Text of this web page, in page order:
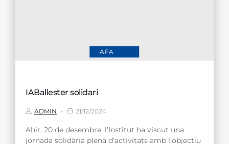
AFA
IABallester solidari
ADMIN 21/12/2024
Ahir, 20 de desembre, l’Institut ha viscut una
jornada solidària plena d’activitats amb l’objectiu